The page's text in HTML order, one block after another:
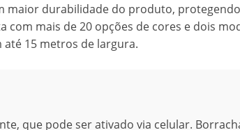
maior durabilidade do produto,
com mais de 20 opções de cores e dois
15 metros de largura.
que pode ser ativado via celular.